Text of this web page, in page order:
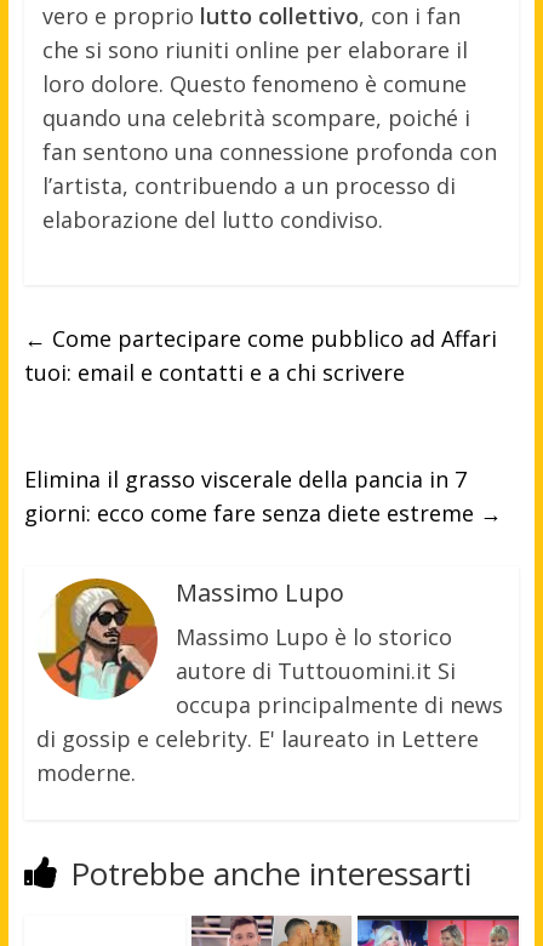
vero e proprio lutto collettivo, con i fan
che si sono riuniti online per elaborare il
loro dolore. Questo fenomeno è comune
quando una celebrità scompare, poiché i
fan sentono una connessione profonda con
l’artista, contribuendo a un processo di
elaborazione del lutto condiviso.
← Come partecipare come pubblico ad Affari
tuoi: email e contatti e a chi scrivere
Elimina il grasso viscerale della pancia in 7
giorni: ecco come fare senza diete estreme →
Massimo Lupo
Massimo Lupo è lo storico
autore di Tuttouomini.it Si
occupa principalmente di news
di gossip e celebrity. E' laureato in Lettere
moderne.
Potrebbe anche interessarti